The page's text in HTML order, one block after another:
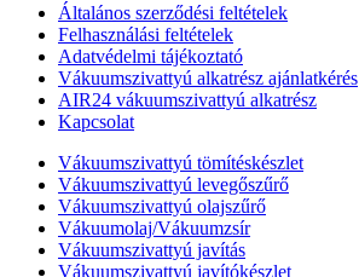
Általános szerződési feltételek
Felhasználási feltételek
Adatvédelmi tájékoztató
Vákuumszivattyú alkatrész ajánlatkérés
AIR24 vákuumszivattyú alkatrész
Kapcsolat
Vákuumszivattyú tömítéskészlet
Vákuumszivattyú levegőszűrő
Vákuumszivattyú olajszűrő
Vákuumolaj/Vákuumzsír
Vákuumszivattyú javítás
Vákuumszivattyú javítókészlet